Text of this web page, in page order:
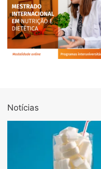
Notícias